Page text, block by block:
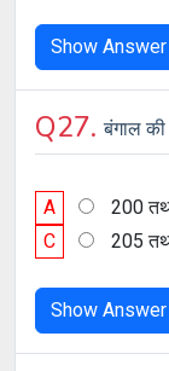
Show Answer
Q27.बंगाल
A 200
C
205
Show Answer